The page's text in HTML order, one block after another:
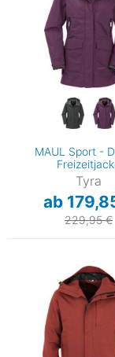
MAUL Sport -
Tyra
ab
229,95 €